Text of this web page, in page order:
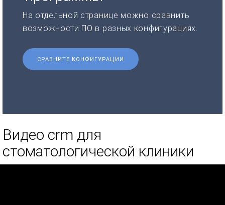
На отдельной странице можно сравнить
возможности ПО в разных конфигурациях.
СРАВНИТЕ КОНФИГУРАЦИИ
Видео crm для
стоматологической клиники